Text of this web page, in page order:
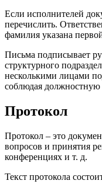
Если исполнителей
перечислить.
фамилия указана
Письма подписывает
структурного
несколькими лицами
соблюдая должностную
Протокол
Протокол – это
вопросов и принятия
конференциях и т. д.
Текст протокола